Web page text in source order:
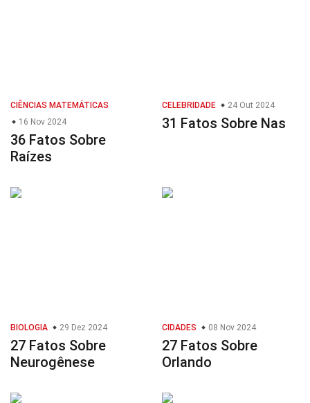
CIÊNCIAS MATEMÁTICAS
16 Nov 2024
36 Fatos Sobre
Raízes
CELEBRIDADE 24 Out 2024
31 Fatos Sobre Nas
BIOLOGIA 29 Dez 2024
27 Fatos Sobre
Neurogênese
CIDADES 08 Nov 2024
27 Fatos Sobre
Orlando